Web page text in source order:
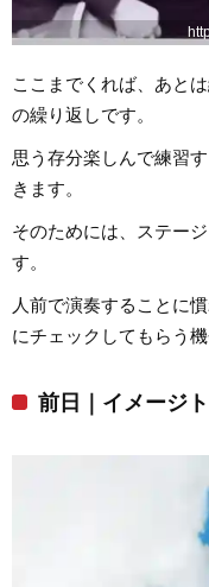
ここまでくれば、あと
の繰り返しです。
思う存分楽しんで練習
きます。
そのためには、ステー
す。
人前で演奏することに
にチェックしてもらう
前日｜イメージ